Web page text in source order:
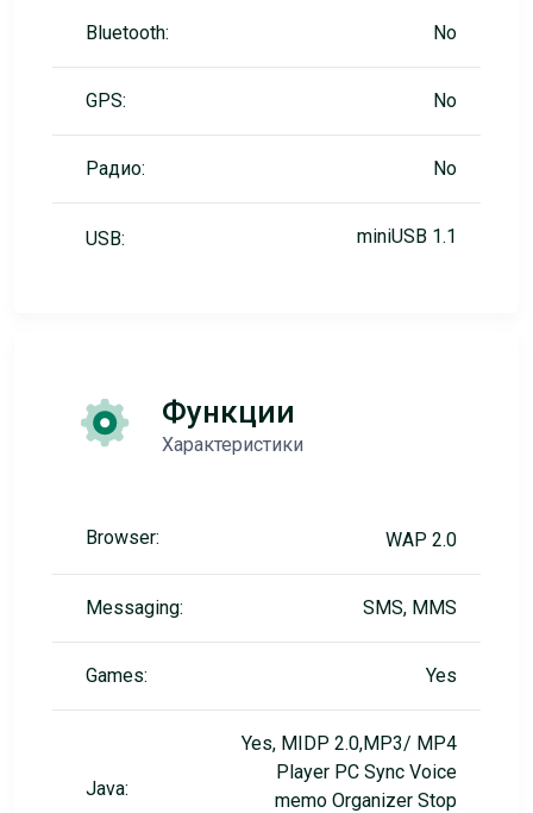
Bluetooth: No
GPS: No
Радио: No
USB: miniUSB 1.1
Функции
Характеристики
Browser: WAP 2.0
Messaging: SMS, MMS
Games: Yes
Java:
Yes, MIDP 2.0,MP3/ MP4
Player PC Sync Voice
memo Organizer Stop